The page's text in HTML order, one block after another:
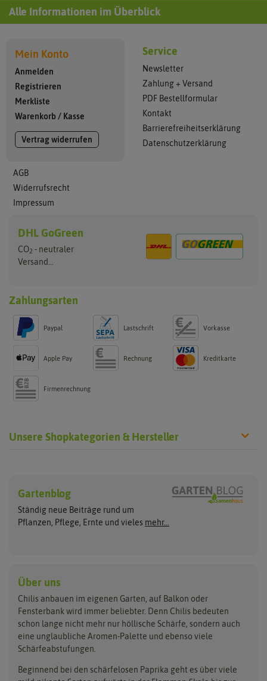
Alle Informationen im Überblick
Mein Konto
Anmelden
Registrieren
Merkliste
Warenkorb / Kasse
Vertrag widerrufen
AGB
Widerrufsrecht
Impressum
Service
Newsletter
Zahlung + Versand
PDF Bestellformular
Kontakt
Barrierefreiheitserklärung
Datenschutzerklärung
DHL GoGreen
CO2 - neutraler
Versand...
Zahlungsarten
Paypal Lastschrift Vorkasse
Apple Pay Rechnung Kreditkarte
Firmenrechnung
Unsere Shopkategorien & Hersteller
Wilde Sorten
Asiatische Sorten
Jalapenosamen
Habanerosamen
Asien Chilipflanzen
Habaneropflanzen
Jalapenopflanzen
Anzucht, Kultivierung
& Ernte
Pikieren
Arche Noah
ASB Greenworld
Buzzy Seeds
Carl Pabst
Clever Pots
COMPO
Culinaris - Saatgut für
De Bolster Bio-Samen
Gusta Garden
Hortitops
Jiffy
Ladbrooke Soil Blockers Saflax
Gartenblog
Ständig neue Beiträge rund um
Pflanzen, Pflege, Ernte und vieles mehr...
Über uns
Chilis anbauen im eigenen Garten, auf Balkon oder
Fensterbank wird immer beliebter. Denn Chilis bedeuten
schon lange nicht mehr nur höllische Schärfe, sondern auch
eine unglaubliche Aromen-Palette und ebenso viele
Schärfeabstufungen.
Beginnend bei den schärfelosen Paprika geht es über viele